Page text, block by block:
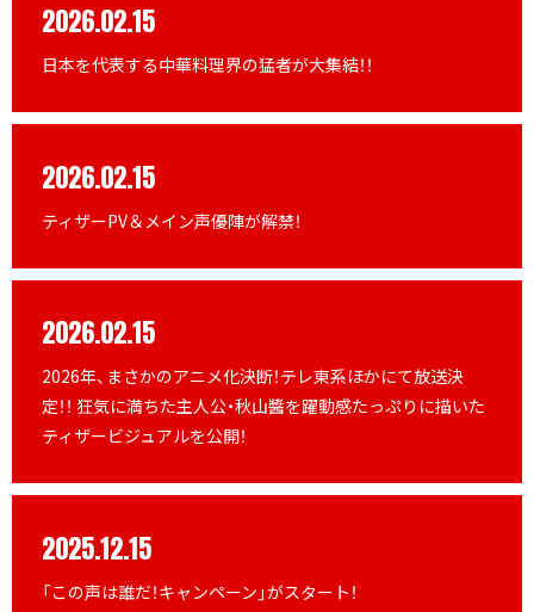
2026.02.15
日本を代表する中華料理界の猛者が大集結！！
2026.02.15
ティザーPV＆メイン声優陣が解禁！
2026.02.15
2026年、まさかのアニメ化決断！テレ東系ほかにて放送決
定！！ 狂気に満ちた主人公・秋山醬を躍動感たっぷりに描いた
ティザービジュアルを公開！
2025.12.15
「この声は誰だ！キャンペーン」がスタート！